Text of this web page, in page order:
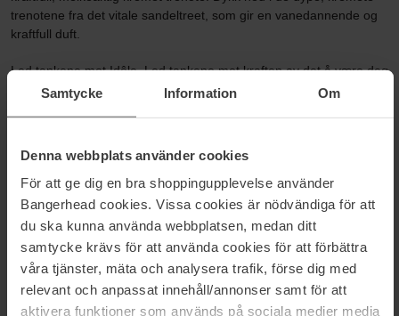
Samtycke Information Om
Denna webbplats använder cookies
För att ge dig en bra shoppingupplevelse använder
Bangerhead cookies. Vissa cookies är nödvändiga för att
du ska kunna använda webbplatsen, medan ditt
samtycke krävs för att använda cookies för att förbättra
våra tjänster, mäta och analysera trafik, förse dig med
relevant och anpassat innehåll/annonser samt för att
aktivera funktioner som används på sociala medier media
trenotene fra det vitale sandeltreet, som gir en vanedannende og
kraftfull duft.
Led tankene mot Idôle. Led tankene mot kraften av det å være deg
selv. Med Idôle Power tar øyeblikket på scenen aldri slutt. Gjør
Størrelse: 50 ml
Artikkelnummer: 191751
Kategorier:
Hjem
Parfyme
Dameparfyme